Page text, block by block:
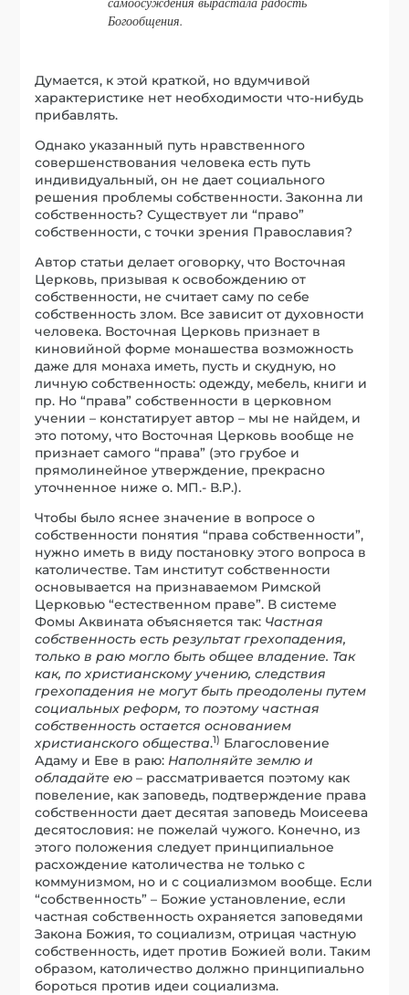
Богообщения.
Думается, к этой краткой, но вдумчивой
характеристике нет необходимости что-нибудь
прибавлять.
Однако указанный путь нравственного
совершенствования человека есть путь
индивидуальный, он не дает социального
решения проблемы собственности. Законна ли
собственность? Существует ли “право”
собственности, с точки зрения Православия?
Автор статьи делает оговорку, что Восточная
Церковь, призывая к освобождению от
собственности, не считает саму по себе
собственность злом. Все зависит от духовности
человека. Восточная Церковь признает в
киновийной форме монашества возможность
даже для монаха иметь, пусть и скудную, но
личную собственность: одежду, мебель, книги и
пр. Но “права” собственности в церковном
учении – констатирует автор – мы не найдем, и
это потому, что Восточная Церковь вообще не
признает самого “права” (это грубое и
прямолинейное утверждение, прекрасно
уточненное ниже о. МП.- В.Р.).
Чтобы было яснее значение в вопросе о
собственности понятия “права собственности”,
нужно иметь в виду постановку этого вопроса в
католичестве. Там институт собственности
основывается на признаваемом Римской
Церковью “естественном праве”. В системе
Фомы Аквината объясняется так: Частная
собственность есть результат грехопадения,
только в раю могло быть общее владение. Так
как, по христианскому учению, следствия
грехопадения не могут быть преодолены путем
социальных реформ, то поэтому частная
собственность остается основанием
христианского общества.1) Благословение
Адаму и Еве в раю: Наполняйте землю и
обладайте ею – рассматривается поэтому как
повеление, как заповедь, подтверждение права
собственности дает десятая заповедь Моисеева
десятословия: не пожелай чужого. Конечно, из
этого положения следует принципиальное
расхождение католичества не только с
коммунизмом, но и с социализмом вообще. Если
“собственность” – Божие установление, если
частная собственность охраняется заповедями
Закона Божия, то социализм, отрицая частную
собственность, идет против Божией воли. Таким
образом, католичество должно принципиально
бороться против идеи социализма.